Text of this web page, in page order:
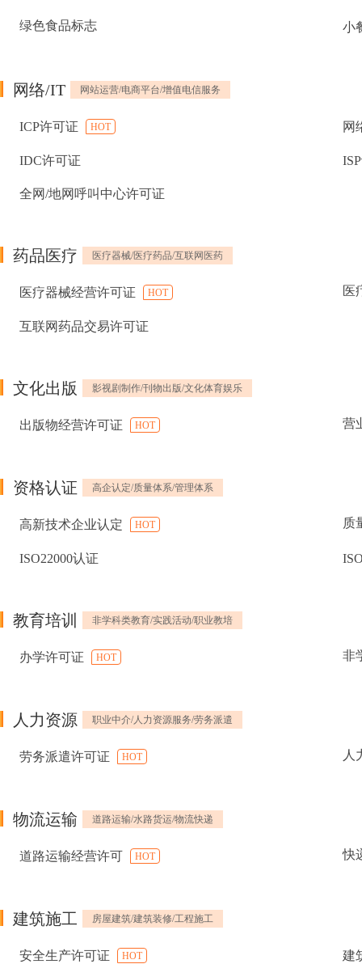
绿色食品标志 小
网络/IT 网站运营/电商平台/增值电信服务
ICP许可证 HOT 网
IDC许可证
全网/地网呼叫中心许可证
药品医疗 医疗器械/医疗药品/互联网医药
医疗器械经营许可证 HOT 医
互联网药品交易许可证
文化出版 影视剧制作/刊物出版/文化体育娱乐
出版物经营许可证 HOT 营
资格认证 高企认定/质量体系/管理体系
高新技术企业认定 HOT 质
ISO22000认证
教育培训 非学科类教育/实践活动/职业教培
办学许可证 HOT 非
人力资源 职业中介/人力资源服务/劳务派遣
劳务派遣许可证 HOT 人
物流运输 道路运输/水路货运/物流快递
道路运输经营许可 HOT 快
建筑施工 房屋建筑/建筑装修/工程施工
安全生产许可证 HOT 建